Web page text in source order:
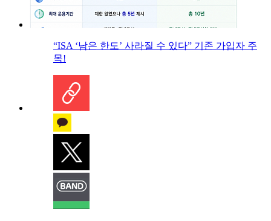
“ISA ‘남은 한도’ 사라질 수 있다” 기존 가입자 주
목!